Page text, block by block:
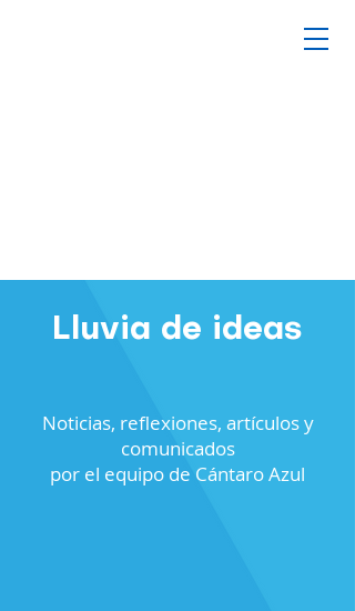
Lluvia de ideas
Noticias, reflexiones, artículos y
comunicados
por el equipo de Cántaro Azul